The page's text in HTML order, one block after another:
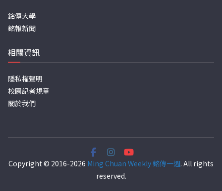
銘傳大學
銘報新聞
相關資訊
隱私權聲明
校園記者規章
關於我們
Copyright © 2016-2026 Ming Chuan Weekly 銘傳一週. All rights
reserved.